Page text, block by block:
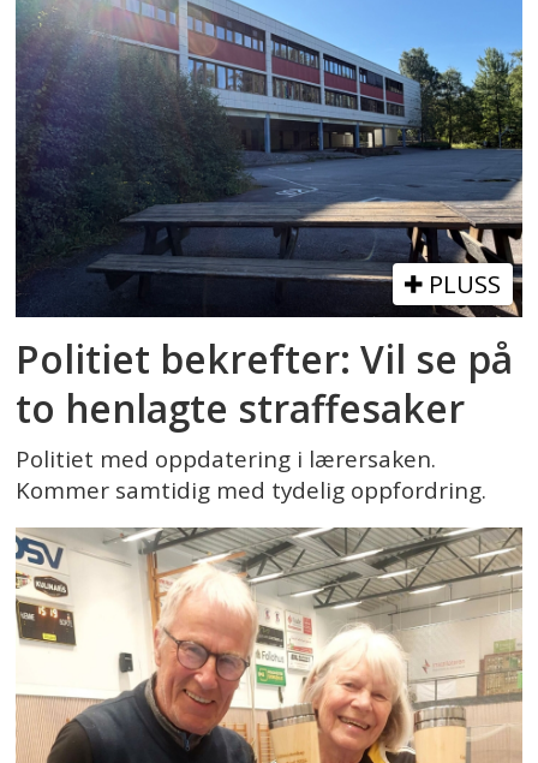
PLUSS
Politiet bekrefter: Vil se på
to henlagte straffesaker
Politiet med oppdatering i lærersaken.
Kommer samtidig med tydelig oppfordring.